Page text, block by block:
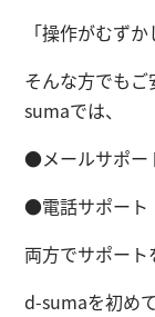
「操作がむずか
そんな方でも
sumaでは、
●メールサポー
●電話サポート
両方でサポート
d-sumaを初め